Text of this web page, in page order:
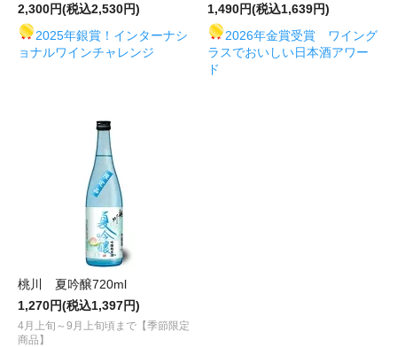
2,300円(税込2,530円)
2025年銀賞！インターナシ
ョナルワインチャレンジ
1,490円(税込1,639円)
2026年金賞受賞 ワイング
ラスでおいしい日本酒アワー
ド
桃川 夏吟醸720ml
1,270円(税込1,397円)
4月上旬～9月上旬頃まで【季節限定
商品】